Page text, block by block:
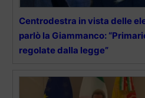
Centrodestra in vista delle
parlò la Giammanco:
regolate dalla legge”